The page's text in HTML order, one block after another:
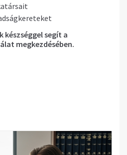
készséggel segít a
megkezdésében.